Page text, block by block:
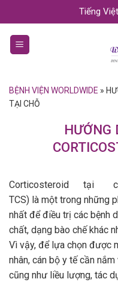
to
content
Tiếng Việt
BỆNH VIỆN WORLDWIDE »
TẠI CHỖ
HƯỚNG
Corticosteroid tại
TCS) là một trong những
nhất để điều trị các bệnh
chất, dạng bào chế khác
Vì vậy, để lựa chọn được
nhân, cán bộ y tế cần
cũng như liều lượng, tác